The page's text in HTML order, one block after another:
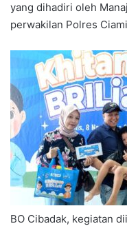
yang dihadiri oleh
perwakilan Polres
BO Cibadak, kegiatan